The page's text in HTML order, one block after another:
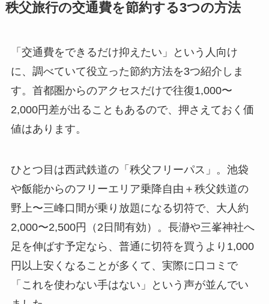
秩父旅行の交通費を節約する3つの方法
「交通費をできるだけ抑えたい」という人向け
に、調べていて役立った節約方法を3つ紹介しま
す。首都圏からのアクセスだけで往復1,000〜
2,000円差が出ることもあるので、押さえておく価
値はあります。
ひとつ目は西武鉄道の「秩父フリーパス」。池袋
や飯能からのフリーエリア乗降自由＋秩父鉄道の
野上〜三峰口間が乗り放題になる切符で、大人約
2,000〜2,500円（2日間有効）。長瀞や三峯神社へ
足を伸ばす予定なら、普通に切符を買うより1,000
円以上安くなることが多くて、実際に口コミで
「これを使わない手はない」という声が並んでい